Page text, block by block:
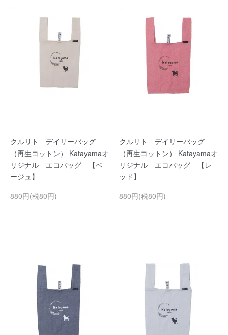
クルリト デイリーバッグ
（再生コットン） Katayamaオ
リジナル エコバッグ 【ベ
ージュ】
880円(税80円)
クルリト デイリーバッグ
（再生コットン） Katayamaオ
リジナル エコバッグ 【レ
ッド】
880円(税80円)